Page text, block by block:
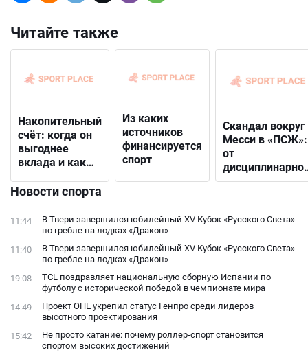
Читайте также
Накопительный
счёт: когда он
выгоднее
вклада и как
подходящий
Из каких
источников
финансируется
спорт
Скандал вокруг
Месси в «ПСЖ»:
от
решения до
фанатами
Новости спорта
11:44
В Твери завершился юбилейный XV Кубок «Русского Света»
по гребле на лодках «Дракон»
11:40
В Твери завершился юбилейный XV Кубок «Русского Света»
по гребле на лодках «Дракон»
19:08
TCL поздравляет национальную сборную Испании по
футболу с исторической победой в чемпионате мира
14:49
Проект ОНЕ укрепил статус Генпро среди лидеров
высотного проектирования
15:42
Не просто катание: почему роллер-спорт становится
спортом высоких достижений